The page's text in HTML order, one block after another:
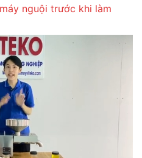
nguội trước khi làm